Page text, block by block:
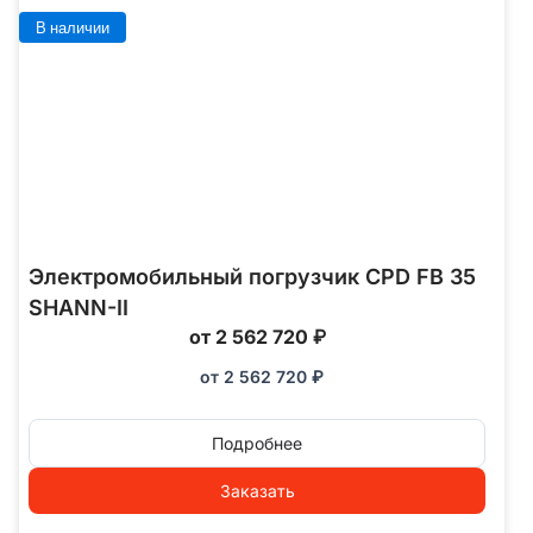
В наличии
Электромобильный погрузчик CPD FB 35
SHANN-II
от 2 562 720 ₽
от 2 562 720 ₽
Подробнее
Заказать